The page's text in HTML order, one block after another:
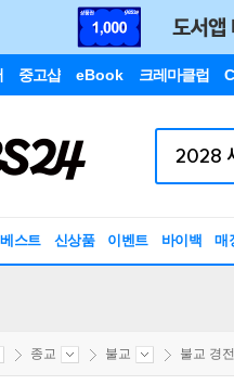
중고샵 eBook 크레마클럽
베스트 신상품 이벤트 바이백 매
종교 불교 불교 경